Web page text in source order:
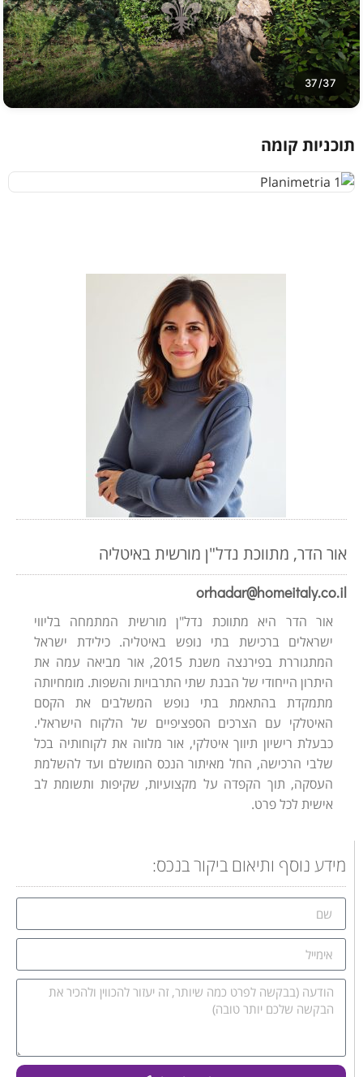
37/37
תוכניות קומה
אור הדר, מתווכת נדל"ן מורשית באיטליה
orhadar@homeitaly.co.il
אור הדר היא מתווכת נדל"ן מורשית המתמחה בליווי
ישראלים ברכישת בתי נופש באיטליה. כילידת ישראל
המתגוררת בפירנצה משנת 2015, אור מביאה עמה את
היתרון הייחודי של הבנת שתי התרבויות והשפות. מומחיותה
מתמקדת בהתאמת בתי נופש המשלבים את הקסם
האיטלקי עם הצרכים הספציפיים של הלקוח הישראלי.
כבעלת רישיון תיווך איטלקי, אור מלווה את לקוחותיה בכל
שלבי הרכישה, החל מאיתור הנכס המושלם ועד להשלמת
העסקה, תוך הקפדה על מקצועיות, שקיפות ותשומת לב
אישית לכל פרט.
מידע נוסף ותיאום ביקור בנכס: